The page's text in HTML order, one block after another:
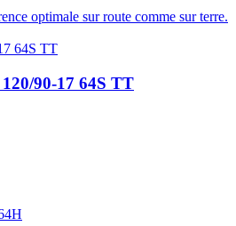
optimale sur route comme sur terre.
90-17 64S TT